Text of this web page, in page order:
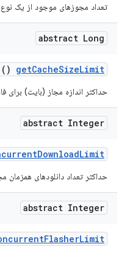
تعداد مجوزهای موجود از یک نوع
abstract Long
getCacheSizeLimit
()
حداکثر اندازه مجاز (بایت) برای
abstract Integer
DownloadLimit
حداکثر تعداد دانلودهای همزمان
abstract Integer
FlasherLimit